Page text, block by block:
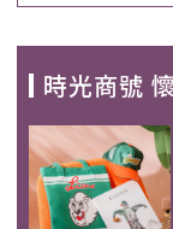
時光商號